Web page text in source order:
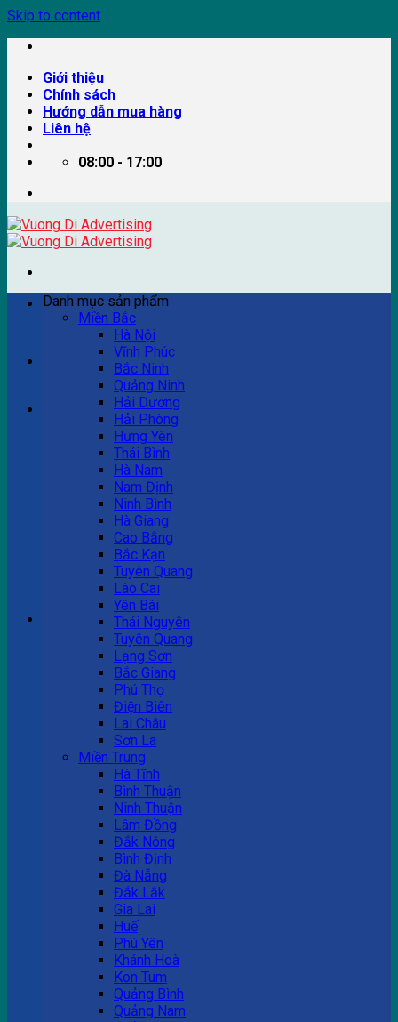
Skip to content
Giới thiệu
Chính sách
Hướng dẫn mua hàng
Liên hệ
08:00 - 17:00
Ví dụ: Billboard quảng cáo, pano quảng cáo, quảng cáo
trên xe bus...
Tư vấn bán hàng
0983 863 488
Hotline hỗ trợ
0983 863 488
Giỏ hàng
Chưa có sản phẩm trong giỏ hàng.
Danh mục sản phẩm
Miền Bắc
Hà Nội
Vĩnh Phúc
Bắc Ninh
Quảng Ninh
Hải Dương
Hải Phòng
Hưng Yên
Thái Bình
Hà Nam
Nam Định
Ninh Bình
Hà Giang
Cao Bằng
Bắc Kạn
Tuyên Quang
Lào Cai
Yên Bái
Thái Nguyên
Tuyên Quang
Lạng Sơn
Bắc Giang
Phú Thọ
Điện Biên
Lai Châu
Sơn La
Miền Trung
Hà Tĩnh
Bình Thuận
Ninh Thuận
Lâm Đồng
Đắk Nông
Bình Định
Đà Nẵng
Đắk Lắk
Gia Lai
Huế
Phú Yên
Khánh Hoà
Kon Tum
Quảng Bình
Quảng Nam